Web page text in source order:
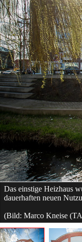
Das einstige Heizhaus
dauerhaften neuen
(Bild: Marco Kneise